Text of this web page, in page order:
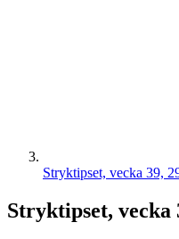
Stryktipset, vecka 39,
Stryktipset, vecka